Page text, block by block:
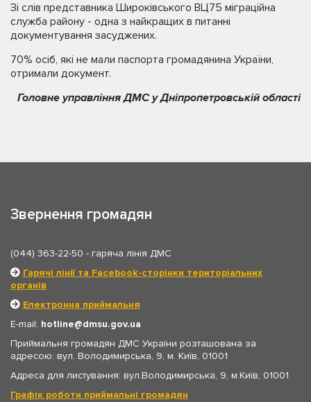
Зі слів представника Широківського ВЦ75 міграційна
служба району - одна з найкращих в питанні
документування засуджених.
70% осіб, які не мали паспорта громадянина України,
отримали документ.
Головне управління ДМС у Дніпропетровській області
Звернення громадян
(044) 363-22-50 - гаряча лінія ДМС
Гарячі лінії та Facebook-сторінки територіальних
органів
Електронна приймальня
E-mail: hotline
dmsu.gov.ua
Приймальня громадян ДМС України розташована за
адресою: вул. Володимирська, 9, м. Київ, 01001
Адреса для листування: вул.Володимирська, 9, м.Київ, 01001
Графік роботи приймальні громадян